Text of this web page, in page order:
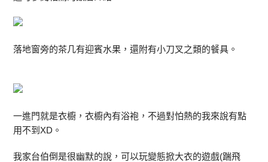
落地窗旁的茶几有迎賓水果，還附有小刀叉之類的餐具。
一進門就是衣櫥，衣櫥內有浴袍，不過對怕熱的我來說有點
用不到XD。
我家台伯倒是很幽默的說，可以玩變態掀大衣的遊戲(踹飛